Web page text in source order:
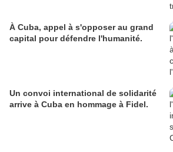
À Cuba, appel à s'opposer au grand
capital pour défendre l'humanité.
Un convoi international de solidarité
arrive à Cuba en hommage à Fidel.